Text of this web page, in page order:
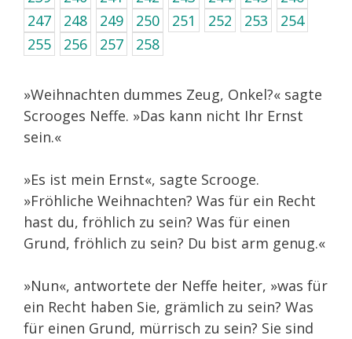
247
248 249 250 251 252 253
254
255
256 257 258
»Weihnachten dummes Zeug, Onkel?« sagte
Scrooges Neffe. »Das kann nicht Ihr Ernst
sein.«
»Es ist mein Ernst«, sagte Scrooge.
»Fröhliche Weihnachten? Was für ein Recht
hast du, fröhlich zu sein? Was für einen
Grund, fröhlich zu sein? Du bist arm genug.«
»Nun«, antwortete der Neffe heiter, »was für
ein Recht haben Sie, grämlich zu sein? Was
für einen Grund, mürrisch zu sein? Sie sind